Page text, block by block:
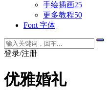
手绘插画25
更多教程50
Font 字体
登录/注册
优雅婚礼